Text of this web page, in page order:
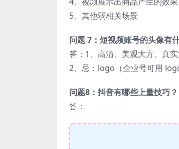
5、其他弱相关场景
问题 7：短视频账号的头像有
答：1、高清、美观大方、真
2、忌：logo（企业号可用
问题8：抖音有哪些上量技巧？
答：